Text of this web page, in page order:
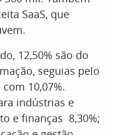
SaaS, que
12,50% são do
seguias pelo
10,07%.
indústrias e
e finanças 8,30%;